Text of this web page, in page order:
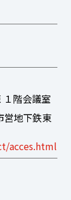
階会議室
地下鉄東
acces.html